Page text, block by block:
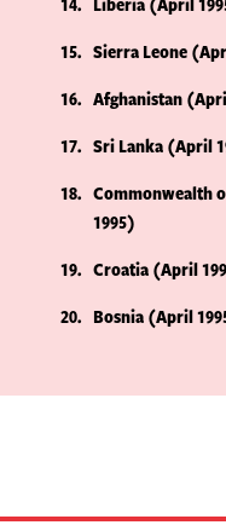
15
Sierra Leone
16
Afghanistan
17
Sri Lanka (April
18
Commonwealth
1995)
19
Croatia (April
20
Bosnia (April